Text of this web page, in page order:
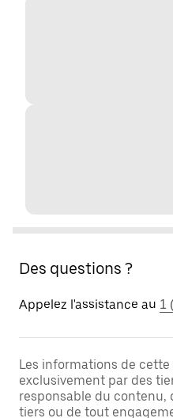
Des questions ?
Appelez l'assistance au 1
Les informations de
exclusivement par des
responsable du contenu,
tiers ou de tout